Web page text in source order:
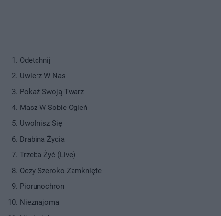
Odetchnij
Uwierz W Nas
Pokaż Swoją Twarz
Masz W Sobie Ogień
Uwolnisz Się
Drabina Życia
Trzeba Żyć (Live)
Oczy Szeroko Zamknięte
Piorunochron
Nieznajoma